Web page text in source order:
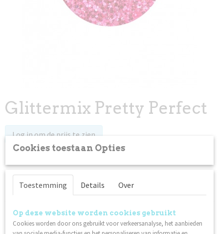
Glittermix Pretty Perfect
Log in om de prijs te zien
Specificaties
84043
Netto gewicht
Omschrijving
Meng het met Gel, Acryl, Gel Polish of breng het losjes aan.
Cookies toestaan Opties
Toestemming Details Over
Op deze website worden cookies gebruikt
Cookies worden door ons gebruikt voor verkeersanalyse, het aanbieden